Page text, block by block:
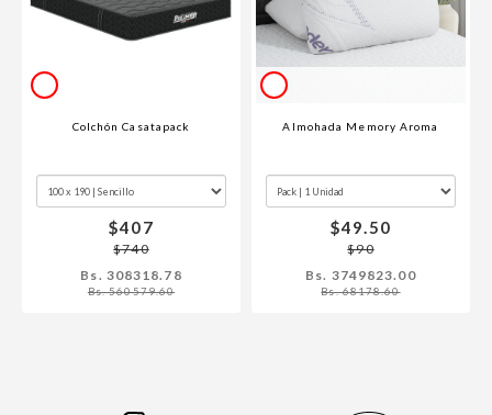
Colchón Casatapack
$407
$740
Bs. 308318.78
Bs. 560579.60
Almohada Memory Aroma
$49.50
$90
Bs. 3749823.00
Bs. 68178.60